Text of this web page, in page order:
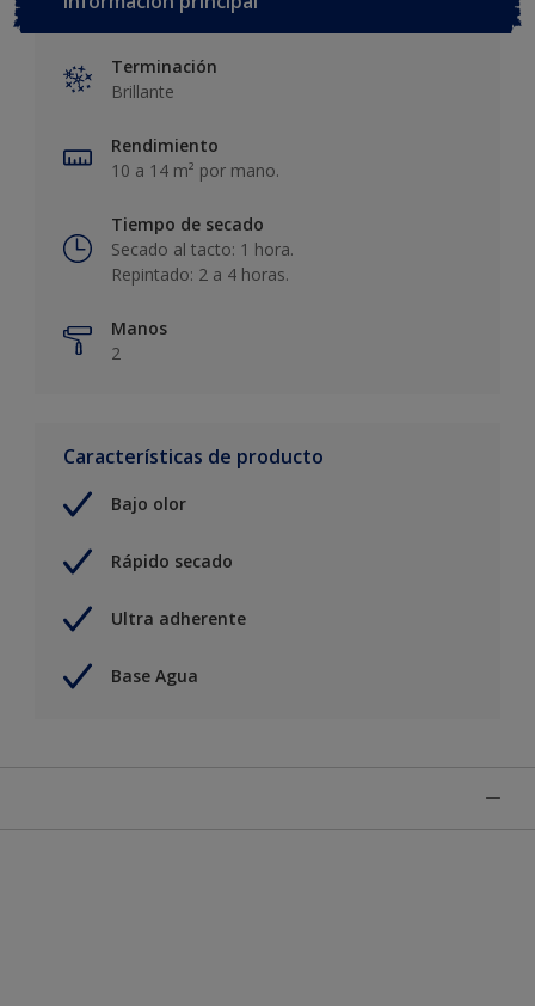
Terminación
Brillante
Rendimiento
10 a 14 m² por mano.
Tiempo de secado
Secado al tacto: 1 hora.
Repintado: 2 a 4 horas.
Manos
2
Características de producto
Bajo olor
Rápido secado
Ultra adherente
Base Agua